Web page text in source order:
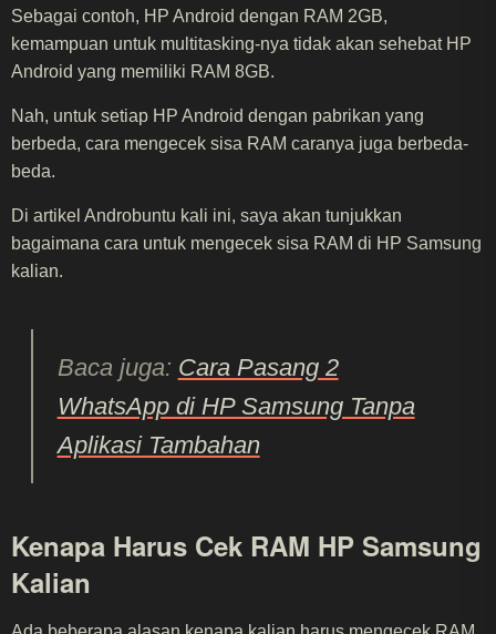
Sebagai contoh, HP Android dengan RAM 2GB,
kemampuan untuk multitasking-nya tidak akan sehebat HP
Android yang memiliki RAM 8GB.
Nah, untuk setiap HP Android dengan pabrikan yang
berbeda, cara mengecek sisa RAM caranya juga berbeda-
beda.
Di artikel Androbuntu kali ini, saya akan tunjukkan
bagaimana cara untuk mengecek sisa RAM di HP Samsung
kalian.
Baca juga: Cara Pasang 2
WhatsApp di HP Samsung Tanpa
Aplikasi Tambahan
Kenapa Harus Cek RAM HP Samsung
Kalian